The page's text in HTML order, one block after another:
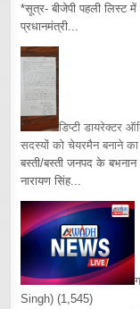
*सूत्र- बीजेपी पहली लिस्ट
प्रधानमंत्री...
डिप्टी डायरेक्टर
सदस्यों को चेयरमैन बनाने
बस्ती/बस्ती जनपद के
नारायण सिंह...
Singh) (1,545)